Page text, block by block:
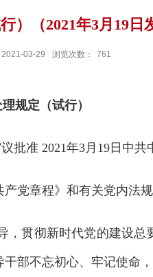
）（2021年3月19日
03-29 浏览次数： 761
规定（试行）
批准 2021年3月19日中共
章程》和有关党内法规
彻新时代党的建设总
部不忘初心、牢记使命，